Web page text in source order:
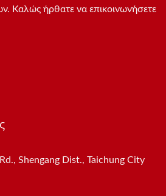
Καλώς ήρθατε να επικοινωνήσετε
Shengang Dist., Taichung City